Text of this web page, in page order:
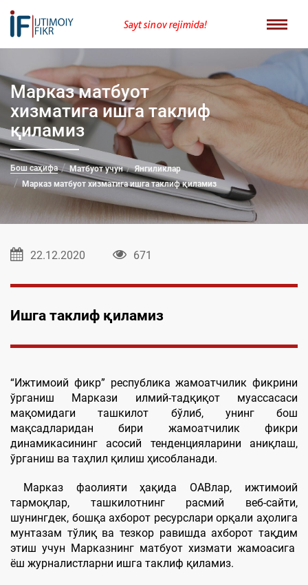
Sayt sinov rejimida!
Марказ матбуот
хизматига ишга таклиф
қиламиз
Бош саҳифа Матбуот учун
Янгиликлар
Марказ матбуот хизматига ишга таклиф қиламиз
22.12.2020 671
Ишга таклиф қиламиз
“Ижтимоий фикр” республика жамоатчилик фикрини
ўрганиш Маркази илмий-тадқиқот муассасаси
мақомидаги ташкилот бўлиб, унинг бош
мақсадларидан бири жамоатчилик фикри
динамикасининг асосий тенденцияларини аниқлаш,
ўрганиш ва таҳлил қилиш ҳисобланади.
Марказ фаолияти ҳақида ОАВлар, ижтимоий
тармоқлар, ташкилотнинг расмий веб-сайти,
шунингдек, бошқа ахборот ресурслари орқали аҳолига
мунтазам тўлиқ ва тезкор равишда ахборот тақдим
этиш учун Марказнинг матбуот хизмати жамоасига
ёш журналистларни ишга таклиф қиламиз.